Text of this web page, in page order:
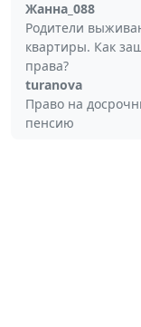
Жанна_088
Родители
квартиры. Как
права?
turanova
Право на
пенсию